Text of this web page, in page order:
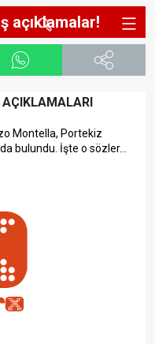
açıklamalar!
Montella, Portekiz
bulundu. İşte o sözler...